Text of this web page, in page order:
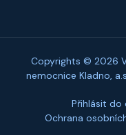
Copyrights © 2026
nemocnice Kladno,
Přihlásit do
Ochrana